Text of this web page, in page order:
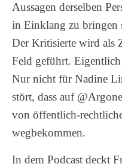
Aussagen derselben
in Einklang zu bringen
Der Kritisierte wird als
Feld geführt.
Nur nicht für Nadine
stört, dass auf
von öffentlich-
wegbekommen.
In dem Podcast deckt